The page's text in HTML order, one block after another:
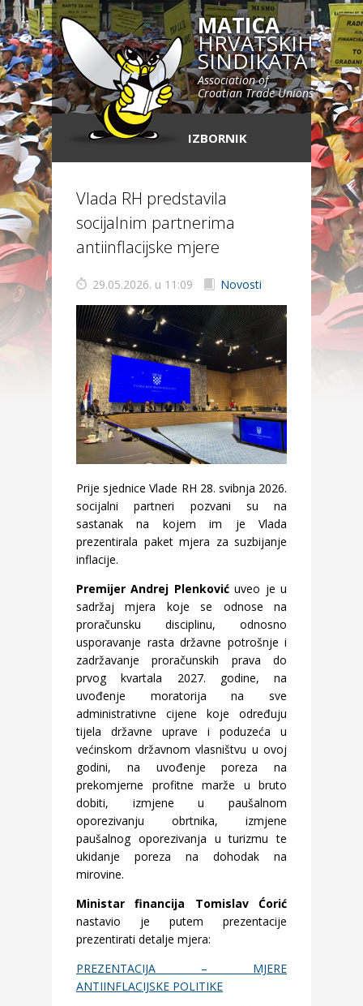
MATICA
HRVATSKIH
SINDIKATA
Association of
Croatian Trade Unions
IZBORNIK
Vlada RH predstavila
socijalnim partnerima
antiinflacijske mjere
29.05.2026. u 11:09 Novosti
Prije sjednice Vlade RH 28. svibnja 2026.
socijalni partneri pozvani su na
sastanak na kojem im je Vlada
prezentirala paket mjera za suzbijanje
inflacije.
Premijer Andrej Plenkovićuveo je u
sadržaj mjera koje se odnose na
proračunsku disciplinu, odnosno
usporavanje rasta državne potrošnje i
zadržavanje proračunskih prava do
prvog kvartala 2027. godine, na
uvođenje moratorija na sve
administrativne cijene koje određuju
tijela državne uprave i poduzeća u
većinskom državnom vlasništvu u ovoj
godini, na uvođenje poreza na
prekomjerne profitne marže u bruto
dobiti, izmjene u paušalnom
oporezivanju obrtnika, izmjene
paušalnog oporezivanja u turizmu te
ukidanje poreza na dohodak na
mirovine.
Ministar financija Tomislav Ćorić
nastavio je putem prezentacije
prezentirati detalje mjera:
PREZENTACIJA – MJERE
ANTIINFLACIJSKE POLITIKE